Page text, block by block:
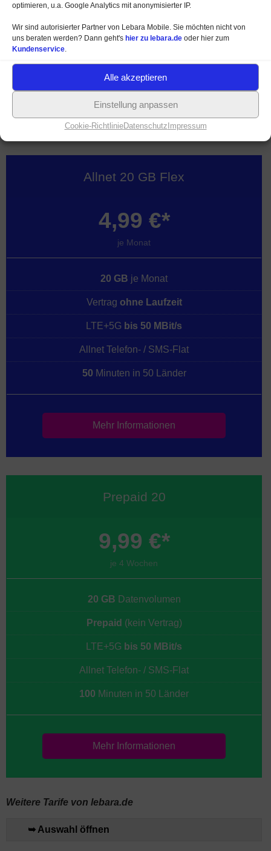
optimieren, u.a. Google Analytics mit anonymisierter IP.
Wir sind autorisierter Partner von Lebara Mobile. Sie möchten nicht von
uns beraten werden? Dann geht's hier zu lebara.de oder hier zum
Kundenservice.
Alle akzeptieren
Einstellung anpassen
Cookie-RichtlinieDatenschutz Impressum
LTE+5Gbis 50 MBit/s
Allnet Telefon- / SMS-Flat
Mehr Informationen
Allnet 20 GB Flex
4,99 €*
je Monat
20 GB je Monat
Vertrag ohne Laufzeit
LTE+5G bis 50 MBit/s
Allnet Telefon- / SMS-Flat
50 Minuten in 50 Länder
Mehr Informationen
Prepaid 20
9,99 €*
je 4 Wochen
20 GB Datenvolumen
Prepaid (kein Vertrag)
LTE+5G bis 50 MBit/s
Allnet Telefon- / SMS-Flat
100 Minuten in 50 Länder
Mehr Informationen
Weitere Tarife von lebara.de
➥ Auswahl öffnen